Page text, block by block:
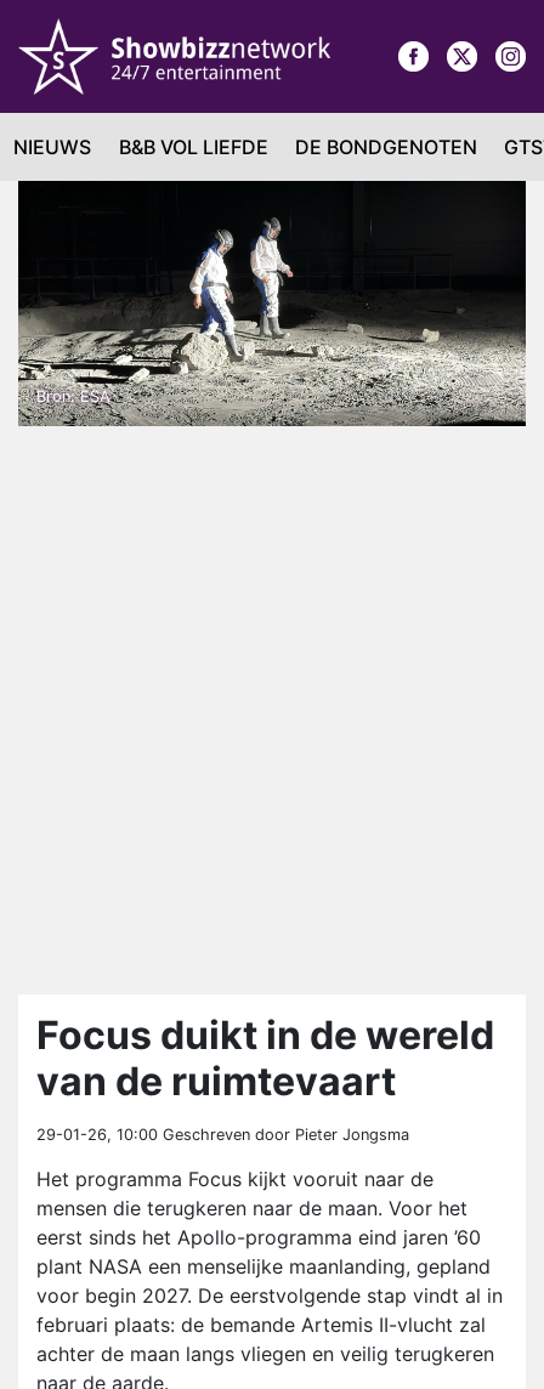
NIEUWS B&B VOL LIEFDE DE BONDGENOTEN
Bron: ESA
Focus duikt in de wereld
van de ruimtevaart
29-01-26, 10:00 Geschreven door Pieter Jongsma
Het programma Focus kijkt vooruit naar de
mensen die terugkeren naar de maan. Voor het
eerst sinds het Apollo-programma eind jaren ’60
plant NASA een menselijke maanlanding, gepland
voor begin 2027. De eerstvolgende stap vindt al in
februari plaats: de bemande Artemis II-vlucht zal
achter de maan langs vliegen en veilig terugkeren
naar de aarde.